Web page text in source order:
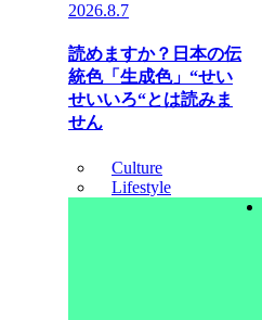
2026.8.7
読めますか？日本の伝
統色「生成色」“せい
せいいろ“とは読みま
せん
Culture
Lifestyle